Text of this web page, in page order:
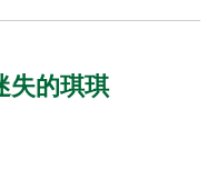
失的琪琪